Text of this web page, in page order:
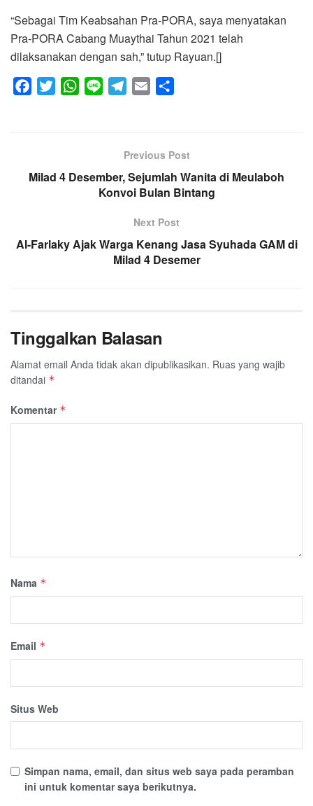
“Sebagai Tim Keabsahan Pra-PORA, saya menyatakan
Pra-PORA Cabang Muaythai Tahun 2021 telah
dilaksanakan dengan sah,” tutup Rayuan.[]
o
e
W
A
g
r
a
l
e
Previous Post
Milad 4 Desember, Sejumlah Wanita di Meulaboh
Konvoi Bulan Bintang
Next Post
Al-Farlaky Ajak Warga Kenang Jasa Syuhada GAM di
Milad 4 Desemer
Tinggalkan Balasan
Alamat email Anda tidak akan dipublikasikan. Ruas yang wajib
ditandai *
Komentar *
Nama *
Email *
Situs Web
Simpan nama, email, dan situs web saya pada peramban
ini untuk komentar saya berikutnya.